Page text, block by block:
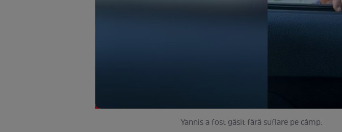
Yannis a fost găsit fără suflare pe câmp.